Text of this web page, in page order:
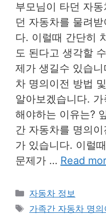
부모님이 타던 자
던 자동차를 물려
다. 이럴때 간단히
도 된다고 생각할
제가 생길수 있습
차 명의이전 방법
알아보겠습니다.
해야하는 이유는?
간 자동차를 명의
가 있습니다. 이럴
문제가 … Read
Categories
자동차 정보
Tags
가족간 자동차 명